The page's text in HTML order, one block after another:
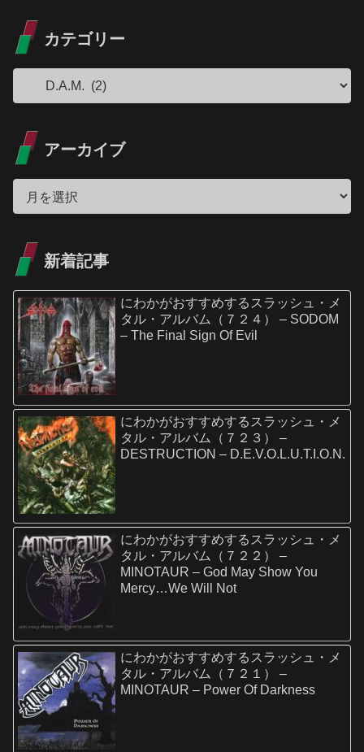
カテゴリー
アーカイブ
新着記事
にわかがおすすめするスラッシュ・メ
タル・アルバム（７２４） – SODOM
– The Final Sign Of Evil
にわかがおすすめするスラッシュ・メ
タル・アルバム（７２３） –
DESTRUCTION – D.E.V.O.L.U.T.I.O.N.
にわかがおすすめするスラッシュ・メ
タル・アルバム（７２２） –
MINOTAUR – God May Show You
Mercy…We Will Not
にわかがおすすめするスラッシュ・メ
タル・アルバム（７２１） –
MINOTAUR – Power Of Darkness